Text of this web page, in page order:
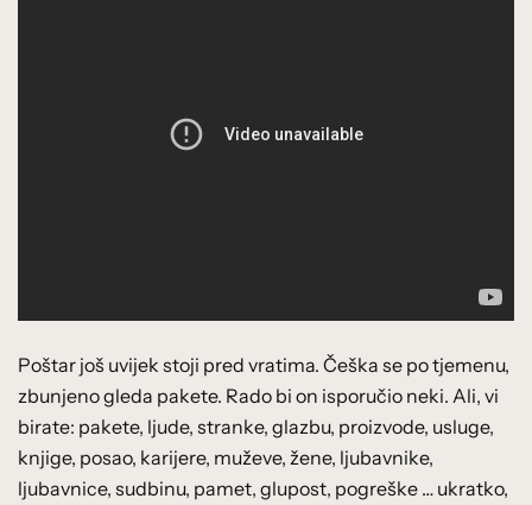
Poštar još uvijek stoji pred vratima. Češka se po tjemenu,
zbunjeno gleda pakete. Rado bi on isporučio neki. Ali, vi
birate: pakete, ljude, stranke, glazbu, proizvode, usluge,
knjige, posao, karijere, muževe, žene, ljubavnike,
ljubavnice, sudbinu, pamet, glupost, pogreške … ukratko,